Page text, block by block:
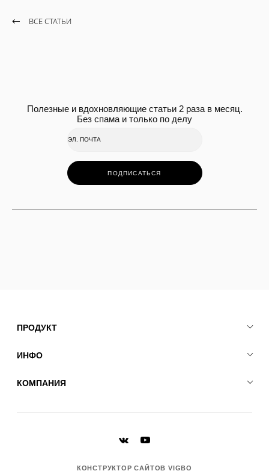
ВСЕ СТАТЬИ
Полезные и вдохновляющие статьи 2 раза в месяц.
Без спама и только по делу
ПОДПИСАТЬСЯ
ПРОДУКТ
ИНФО
КОМПАНИЯ
КОНСТРУКТОР САЙТОВ VIGBO